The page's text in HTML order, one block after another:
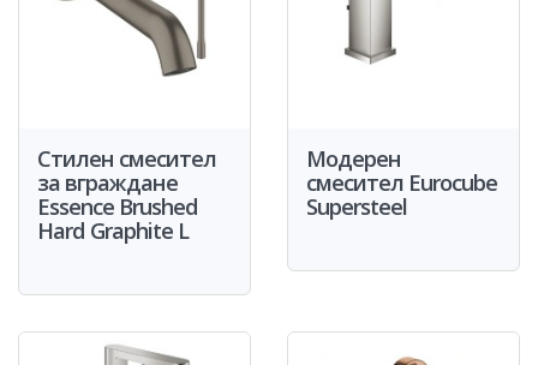
Стилен смесител
за вграждане
Essence Brushed
Hard Graphite L
Модерен
смесител Eurocube
Supersteel